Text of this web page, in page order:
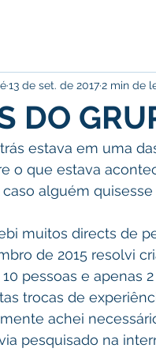
DO
13 de set. de 20172 min de
estava em uma
o que estava
caso alguém
muitos directs de
de 2015 resolvi
pessoas e apenas
trocas de
achei
pesquisado na